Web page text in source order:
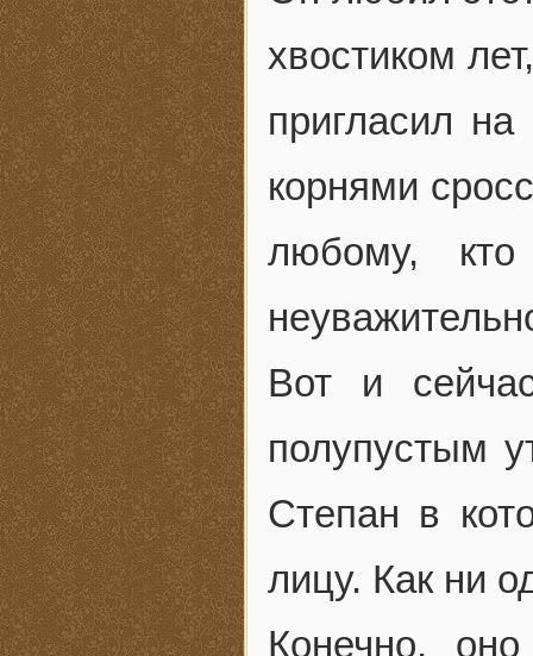
хвостиком
пригласил
корнями
любому,
Вот и
полупустым
Степан в
лицу. Как ни
Конечно,